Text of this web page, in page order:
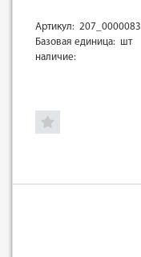
Артикул: 207_0000083
Базовая единица: шт
наличие: